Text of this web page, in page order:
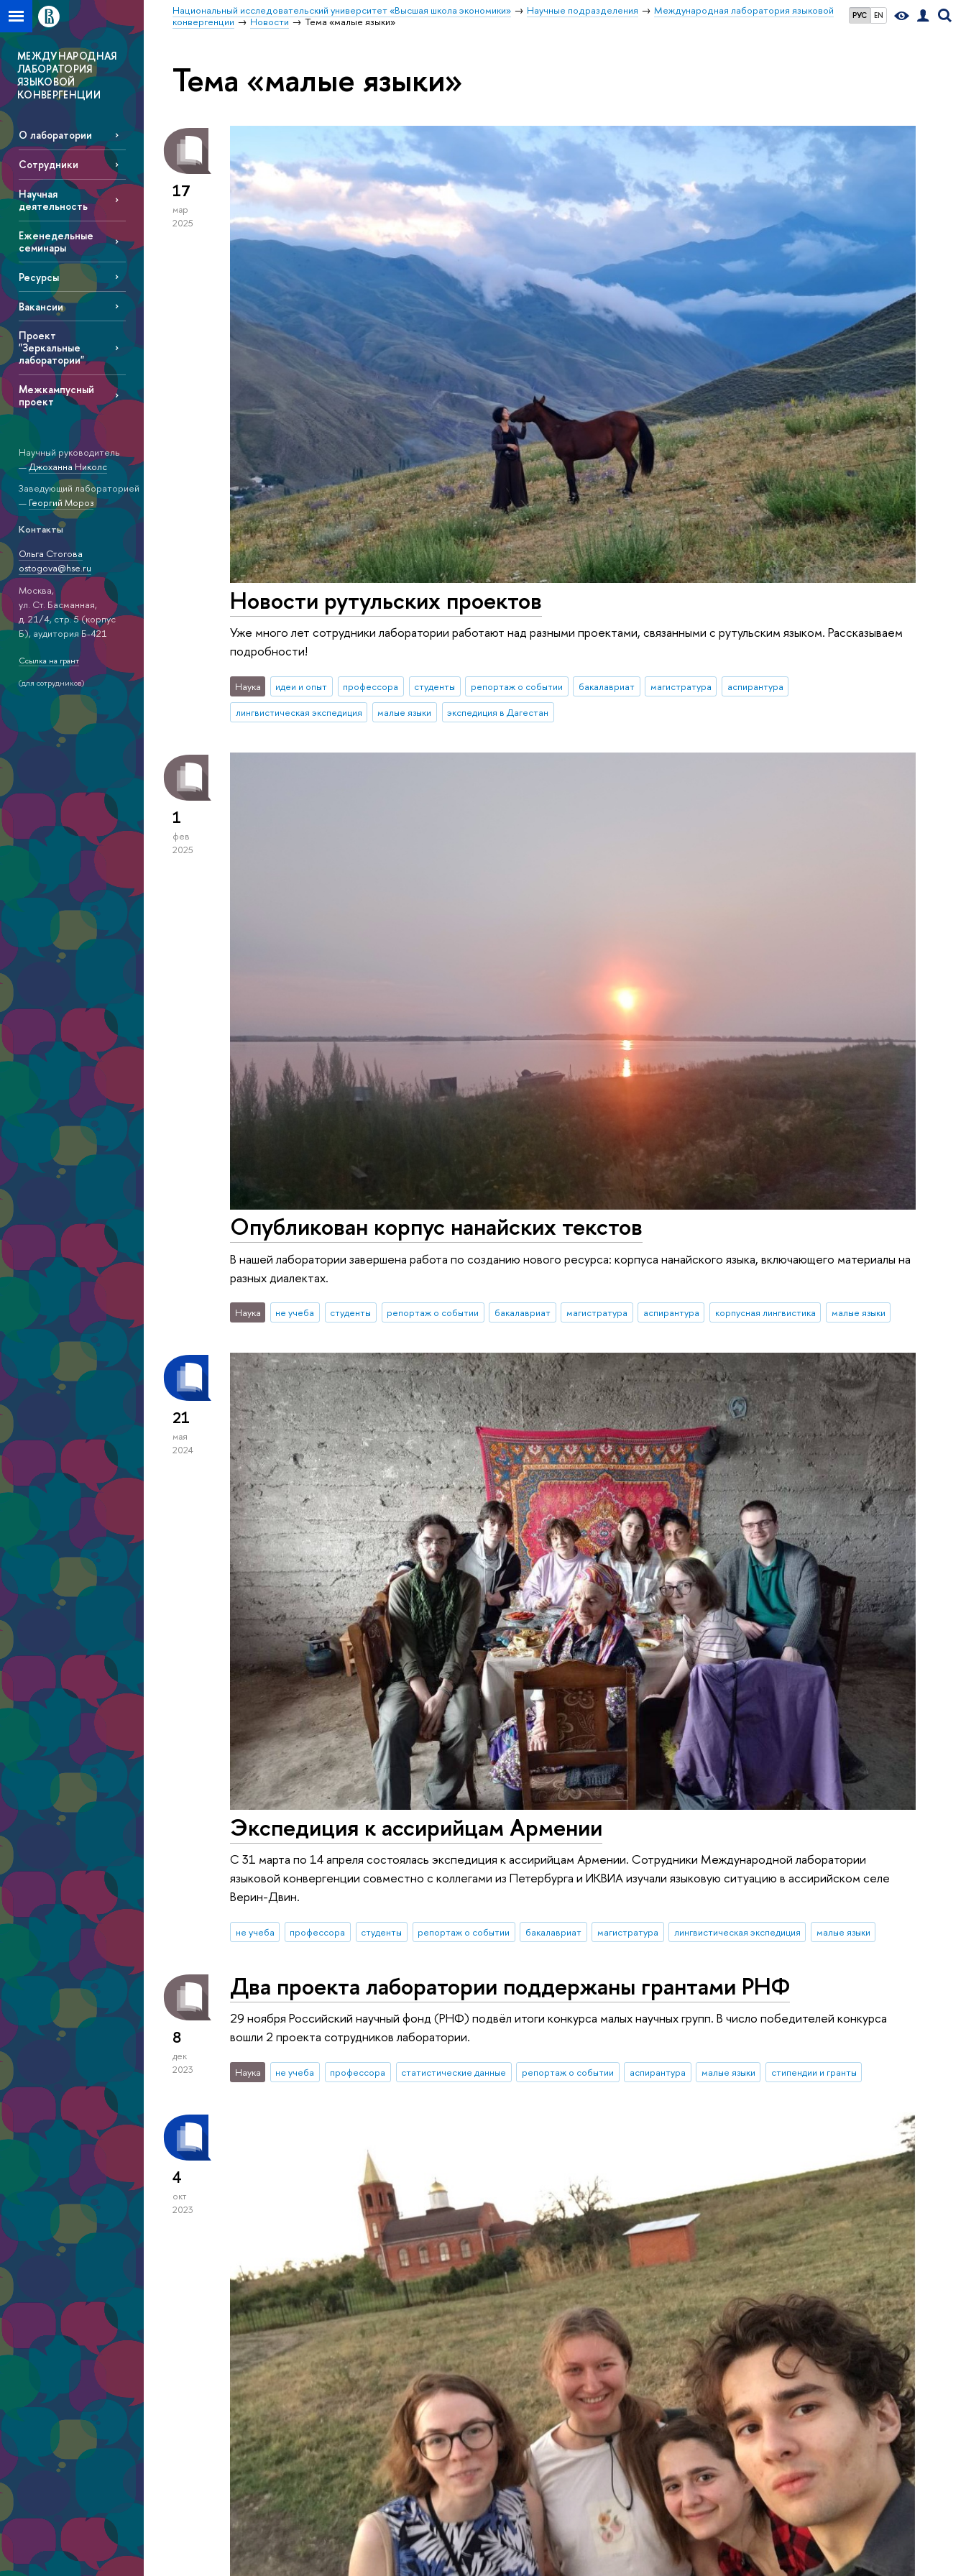
РУС EN
Национальный исследовательский университет «Высшая школа экономики» Научные подразделения
Международная лаборатория языковой
конвергенции
Новости Тема «малые языки»
МЕЖДУНАРОДНАЯ
ЛАБОРАТОРИЯ
ЯЗЫКОВОЙ
КОНВЕРГЕНЦИИ
О лаборатории
Сотрудники
Научная
деятельность
Еженедельные
семинары
Ресурсы
Вакансии
Проект
"Зеркальные
лаборатории"
Межкампусный
проект
Научный руководитель
—Джоханна Николс
Заведующий лабораторией
— Георгий Мороз
Контакты
Ольга Стогова
ostogova@hse.ru
Москва,
ул. Ст. Басманная,
д. 21/4, стр. 5 (корпус
Б), аудитория Б-421
Ссылка на грант
(для сотрудников)
Тема «малые языки»
17
мар
2025
Новости рутульских проектов
Уже много лет сотрудники лаборатории работают над разными проектами, связанными с рутульским языком. Рассказываем
подробности!
Наука идеи и опыт профессора студенты репортаж о событии бакалавриат магистратура
аспирантура
лингвистическая экспедиция
малые языки экспедиция в Дагестан
1
фев
2025
Опубликован корпус нанайских текстов
В нашей лаборатории завершена работа по созданию нового ресурса: корпуса нанайского языка, включающего материалы на
разных диалектах.
Наука не учеба студенты репортаж о событии бакалавриат магистратура аспирантура корпусная лингвистика малые языки
21
мая
2024
Экспедиция к ассирийцам Армении
С 31 марта по 14 апреля состоялась экспедиция к ассирийцам Армении. Сотрудники Международной лаборатории
языковой конвергенции совместно с коллегами из Петербурга и ИКВИА изучали языковую ситуацию в ассирийском селе
Верин-Двин.
не учеба профессора студенты репортаж о событии бакалавриат магистратура лингвистическая экспедиция малые языки
8
дек
2023
Два проекта лаборатории поддержаны грантами РНФ
29 ноября Российский научный фонд (РНФ) подвёл итоги конкурса малых научных групп. В число победителей конкурса
вошли 2 проекта сотрудников лаборатории.
Наука не учеба профессора статистические данные репортаж о событии аспирантура малые языки стипендии и гранты
4
окт
2023